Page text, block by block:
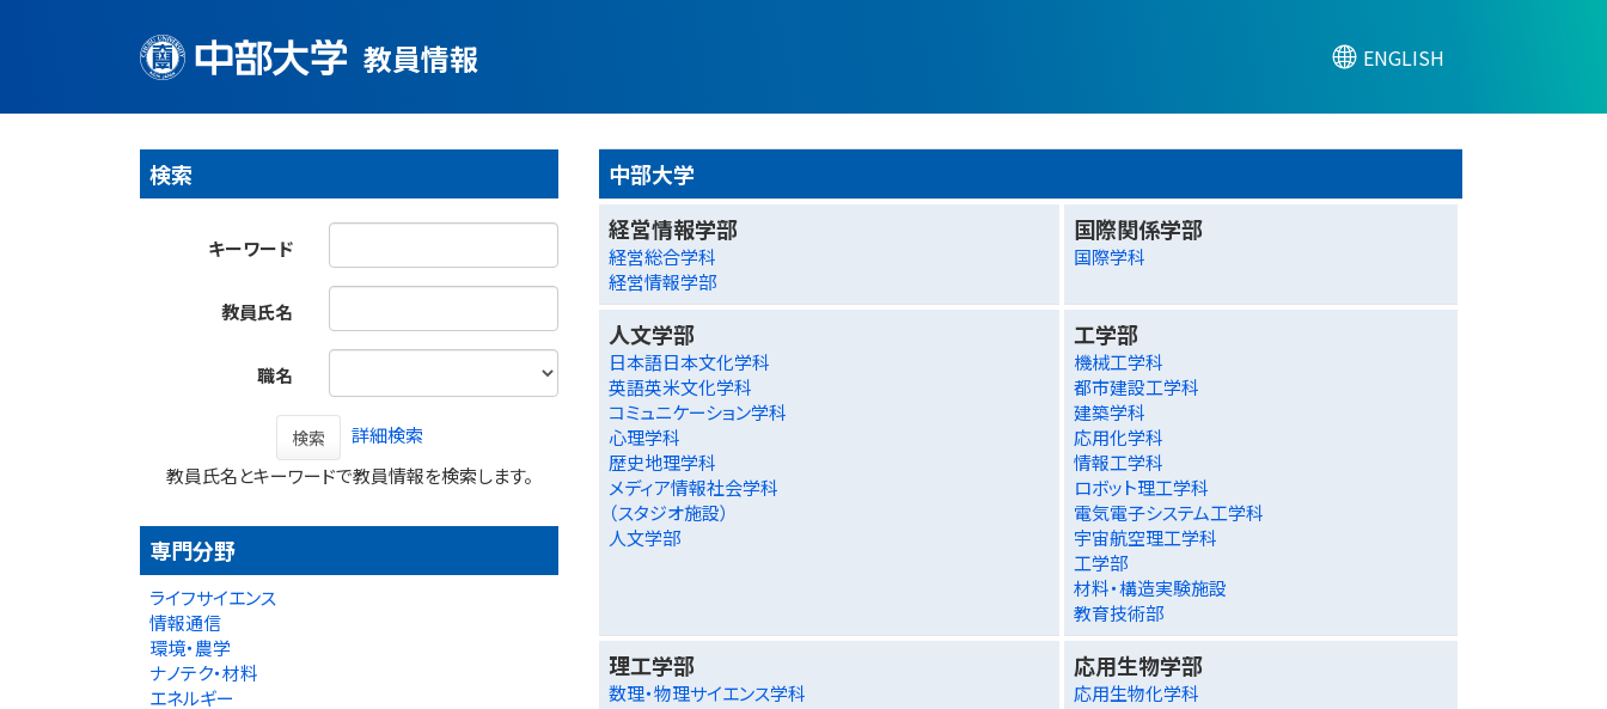
教員情報 ENGLISH
検索
キーワード
教員氏名
職名
検索
詳細検索
教員氏名とキーワードで教員情報を検索します。
専門分野
ライフサイエンス
情報通信
環境・農学
ナノテク・材料
エネルギー
中部大学
経営情報学部
経営総合学科
経営情報学部
国際関係学部
国際学科
人文学部
日本語日本文化学科
英語英米文化学科
コミュニケーション学科
心理学科
歴史地理学科
メディア情報社会学科
（スタジオ施設）
人文学部
工学部
機械工学科
都市建設工学科
建築学科
応用化学科
情報工学科
ロボット理工学科
電気電子システム工学科
宇宙航空理工学科
工学部
材料・構造実験施設
教育技術部
理工学部
数理・物理サイエンス学科
応用生物学部
応用生物化学科